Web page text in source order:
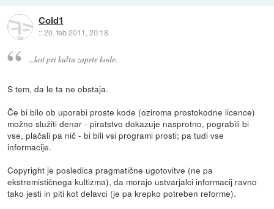
Cold1
::20. feb 2011, 20:18
...kot pri kultu zaprte kode.
S tem, da le ta ne obstaja.
Če bi bilo ob uporabi proste kode (oziroma prostokodne licence)
možno služiti denar - piratstvo dokazuje nasprotno, pograbili bi
vse, plačali pa nič - bi bili vsi programi prosti; pa tudi vse
informacije.
Copyright je posledica pragmatične ugotovitve (ne pa
ekstremističnega kultizma), da morajo ustvarjalci informacij ravno
tako jesti in piti kot delavci (je pa krepko potreben reforme).